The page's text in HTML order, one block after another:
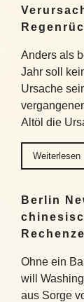
Anders als
Jahr soll
Ursache
Altöl die
Weiterlesen
Berlin
Ohne ein
will
aus Sorge